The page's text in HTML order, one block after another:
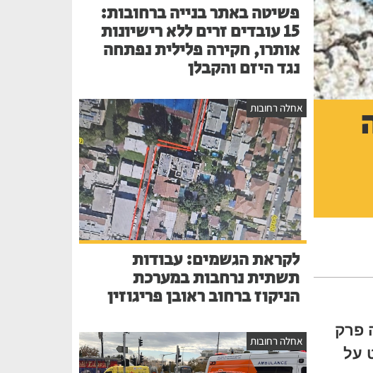
פרק
על
פשיטה באתר בנייה ברחובות:
15 עובדים זרים ללא רישיונות
אותרו, חקירה פלילית נפתחה
נגד היזם והקבלן
אחלה רחובות
לקראת הגשמים: עבודות
תשתית נרחבות במערכת
הניקוז ברחוב ראובן פריגוזין
אחלה רחובות